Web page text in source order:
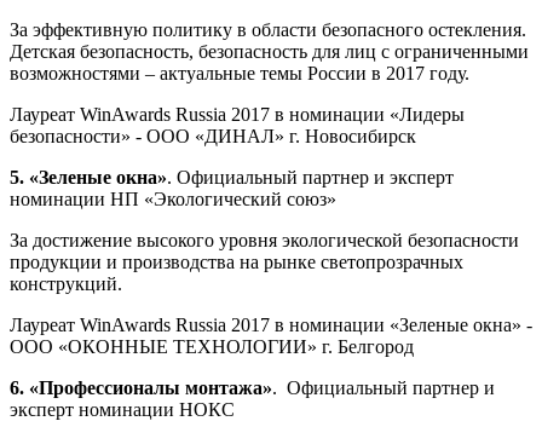
За эффективную политику в области безопасного остекления.
Детская безопасность, безопасность для лиц с ограниченными
возможностями – актуальные темы России в 2017 году.
Лауреат WinAwards Russia 2017 в номинации «Лидеры
безопасности» - ООО «ДИНАЛ» г. Новосибирск
5. «Зеленые окна». Официальный партнер и эксперт
номинации НП «Экологический союз»
За достижение высокого уровня экологической безопасности
продукции и производства на рынке светопрозрачных
конструкций.
Лауреат WinAwards Russia 2017 в номинации «Зеленые окна» -
ООО «ОКОННЫЕ ТЕХНОЛОГИИ» г. Белгород
6. «Профессионалы монтажа». Официальный партнер и
эксперт номинации НОКС